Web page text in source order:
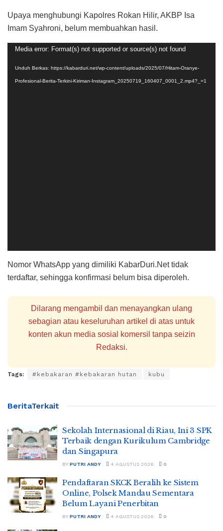
Upaya menghubungi Kapolres Rokan Hilir, AKBP Isa
Imam Syahroni, belum membuahkan hasil.
Pemutar
Media error: Format(s) not supported or source(s) not found
Unduh Berkas: https://kabarduri.net/wp-content/uploads/2025/07/Hitam-Oranye-
Profesional-Berita-Terkini-Kiriman-Instagram_20250719_160407_0001_2.mp4?_=1
Nomor WhatsApp yang dimiliki KabarDuri.Net tidak
terdaftar, sehingga konfirmasi belum bisa diperoleh.
Dilarang mengambil dan menayangkan ulang
sebagian atau keseluruhan artikel di atas untuk
konten akun media sosial komersil tanpa seizin
Redaksi.
Tags: #kebakaran #kebakaran hutan kubu
BeritaTerkait
Sekolah Internasional di Riau, Ini 3 SPK
Terbaik dengan Kurikulum Cambridge
dan Singapura
BY PUTRI ANDY 4 AGUSTUS 2026 0
Pendaftaran SKCK Beralih ke Sistem
Online, Polsek Mandau Sementara
Belum Layani Penerbitan
BY PUTRI ANDY 4 AGUSTUS 2026 0